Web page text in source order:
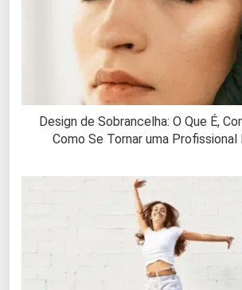
Design de Sobrancelha: O Que É,
Como Se Tornar uma Profissional